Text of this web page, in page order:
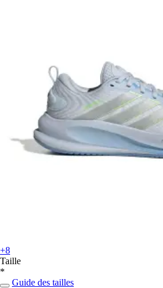
+8
Taille
*
Guide des tailles